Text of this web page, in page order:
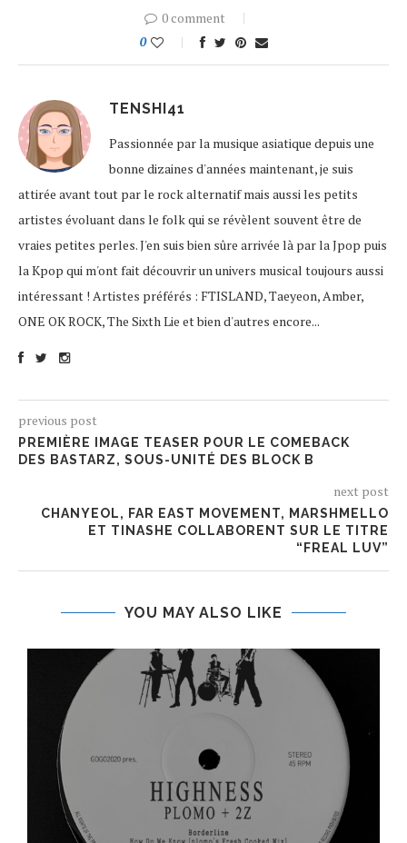
0 comment
0
TENSHI41
Passionnée par la musique asiatique depuis une
bonne dizaines d'années maintenant, je suis
attirée avant tout par le rock alternatif mais aussi les petits
artistes évoluant dans le folk qui se révèlent souvent être de
vraies petites perles. J'en suis bien sûre arrivée là par la Jpop puis
la Kpop qui m'ont fait découvrir un univers musical toujours aussi
intéressant ! Artistes préférés : FTISLAND, Taeyeon, Amber,
ONE OK ROCK, The Sixth Lie et bien d'autres encore...
previous post
PREMIÈRE IMAGE TEASER POUR LE COMEBACK
DES BASTARZ, SOUS-UNITÉ DES BLOCK B
next post
CHANYEOL, FAR EAST MOVEMENT, MARSHMELLO
ET TINASHE COLLABORENT SUR LE TITRE
“FREAL LUV”
YOU MAY ALSO LIKE